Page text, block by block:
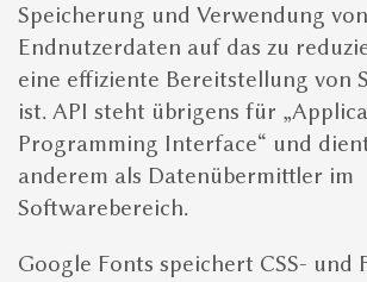
Speicherung und Verwendung von
Endnutzerdaten auf das zu
eine effiziente Bereitstellung von
ist. API steht übrigens für
Programming Interface“ und
anderem als Datenübermittler im
Softwarebereich.
Google Fonts speichert CSS- und